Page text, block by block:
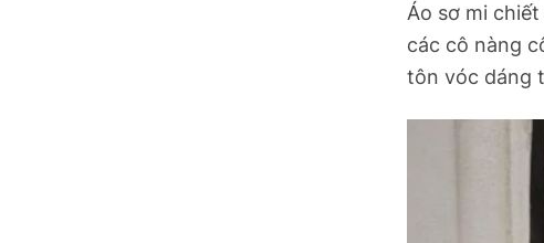
Áo sơ mi
các cô nàng
tôn vóc dáng